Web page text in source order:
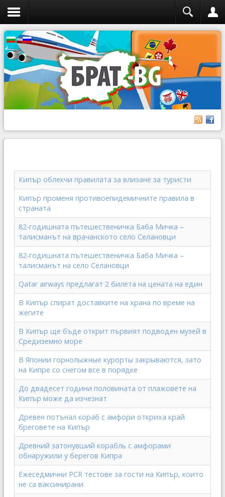
Кипър облекчи правилата за влизане за туристи
Кипър променя противоепидемичните правила в
страната
82-годишната пътешественичка Баба Мичка –
талисманът на врачанското село Селановци
82-годишната пътешественичка Баба Мичка –
талисманът на село Селановци
Qatar airways предлагат 2 билета на цената на един
В Кипър спират доставките на храна по време на
жегите
В Кипър ще бъде открит първият подводен музей в
Средиземно море
В Японии горнолыжные курорты закрываются, зато
на Кипре со снегом все в порядке
До двадесет години половината от плажовете на
Кипър може да изчезнат
Древен потънал кораб с амфори откриха край
бреговете на Кипър
Древний затонувший корабль с амфорами
обнаружили у берегов Кипра
Ежеседмични PCR тестове за гости на Кипър, които
не са ваксинирани